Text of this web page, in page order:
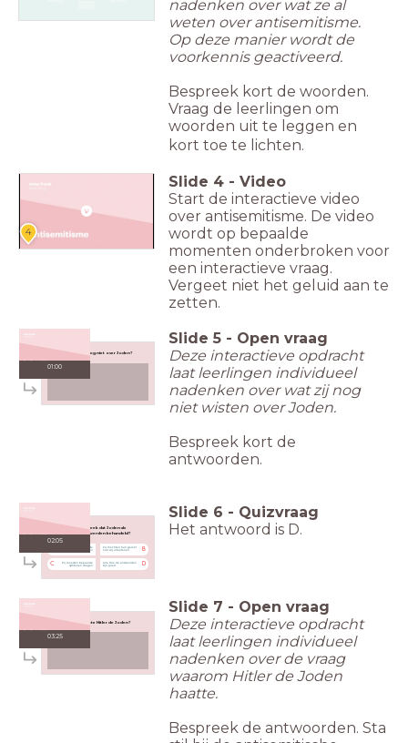
nadenken over wat ze al
weten over antisemitisme.
Op deze manier wordt de
voorkennis geactiveerd.
Bespreek kort de woorden.
Vraag de leerlingen om
woorden uit te leggen en
kort toe te lichten.
4
Slide 4 - Video
Start de interactieve video
over antisemitisme. De video
wordt op bepaalde
momenten onderbroken voor
een interactieve vraag.
Vergeet niet het geluid aan te
zetten.
01:00
Wat wist je nog niet over Joden?
Slide 5 - Open vraag
Deze interactieve opdracht
laat leerlingen individueel
nadenken over wat zij nog
niet wisten over Joden.
Bespreek kort de
antwoorden.
02:05
Waaruit bleek dat Joden als
minderheid werden behandeld?
Zij mochten bepaalde
beroepen niet hebben B
Zij mochten hun geloof
niet vrij uitoefenen
C Zij moesten bepaalde
symbolen dragen D
Alle drie de antwoorden
zijn goed
Slide 6 - Quizvraag
Het antwoord is D.
03:25
Waarom haatte Hitler de Joden?
Slide 7 - Open vraag
Deze interactieve opdracht
laat leerlingen individueel
nadenken over de vraag
waarom Hitler de Joden
haatte.
Bespreek de antwoorden. Sta